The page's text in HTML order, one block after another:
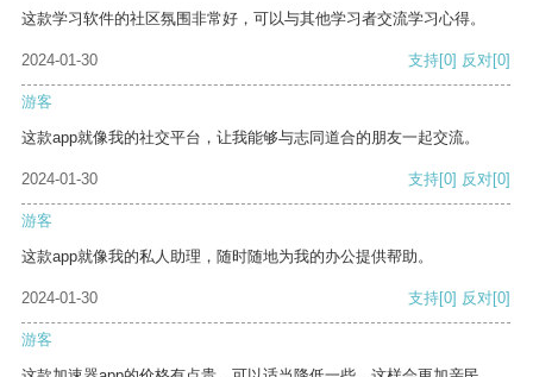
这款学习软件的社区氛围非常好，可以与其他学习者交流学习心得。
2024-01-30 支持[0] 反对[0]
游客
这款app就像我的社交平台，让我能够与志同道合的朋友一起交流。
2024-01-30 支持[0] 反对[0]
游客
这款app就像我的私人助理，随时随地为我的办公提供帮助。
2024-01-30 支持[0] 反对[0]
游客